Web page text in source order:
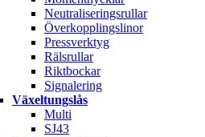
Neutraliseringsrullar
Överkopplingslinor
Pressverktyg
Rälsrullar
Riktbockar
Signalering
Växeltungslås
Multi
SJ43